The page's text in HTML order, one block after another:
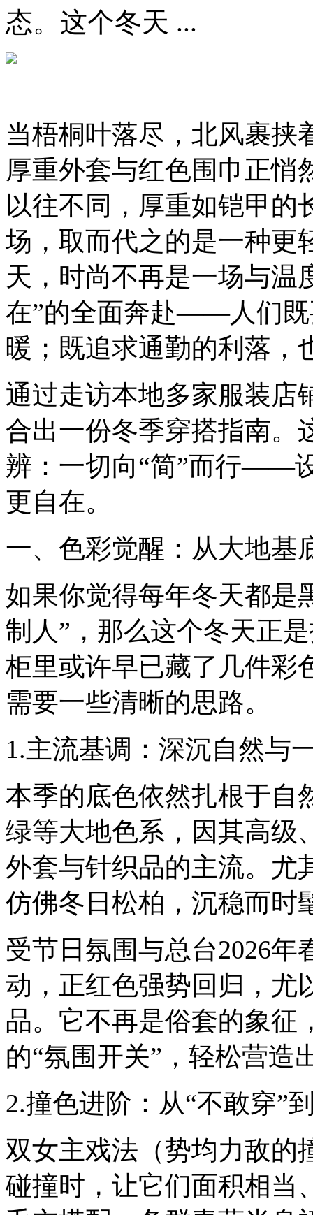
态。这个冬天 ...
当梧桐叶落尽，北风裹挟
厚重外套与红色围巾正悄
以往不同，厚重如铠甲的
场，取而代之的是一种更
天，时尚不再是一场与温
在”的全面奔赴——人们既
暖；既追求通勤的利落，
通过走访本地多家服装店
合出一份冬季穿搭指南。
辨：一切向“简”而行——
更自在。
一、色彩觉醒：从大地基
如果你觉得每年冬天都是
制人”，那么这个冬天正
柜里或许早已藏了几件彩
需要一些清晰的思路。
1.主流基调：深沉自然与
本季的底色依然扎根于自
绿等大地色系，因其高级
外套与针织品的主流。尤
仿佛冬日松柏，沉稳而时
受节日氛围与总台2026
动，正红色强势回归，尤
品。它不再是俗套的象征
的“氛围开关”，轻松营造
2.撞色进阶：从“不敢穿”
双女主戏法（势均力敌的
碰撞时，让它们面积相当